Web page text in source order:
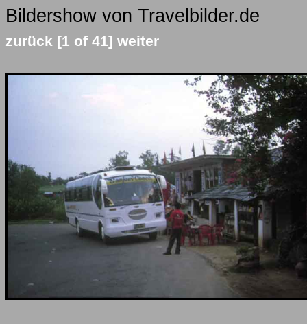
Bildershow von Travelbilder.de
zurück [1 of 41] weiter